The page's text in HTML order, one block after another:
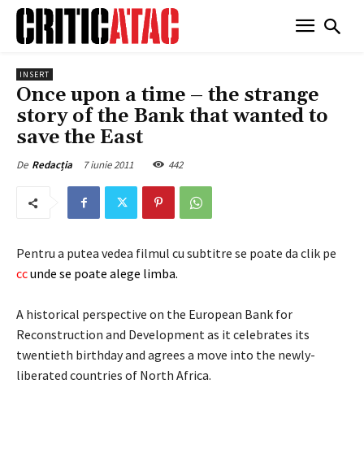
INSERT
Once upon a time – the strange
story of the Bank that wanted to
save the East
De Redacția 7 iunie 2011 442
Pentru a putea vedea filmul cu subtitre se poate da clik pe
ccunde se poate alege limba.
A historical perspective on the European Bank for
Reconstruction and Development as it celebrates its
twentieth birthday and agrees a move into the newly-
liberated countries of North Africa.